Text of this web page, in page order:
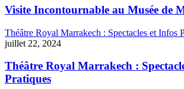
Visite Incontournable au Musée de
Théâtre Royal Marrakech : Spectacles et Infos
juillet 22, 2024
Théâtre Royal Marrakech :
Pratiques